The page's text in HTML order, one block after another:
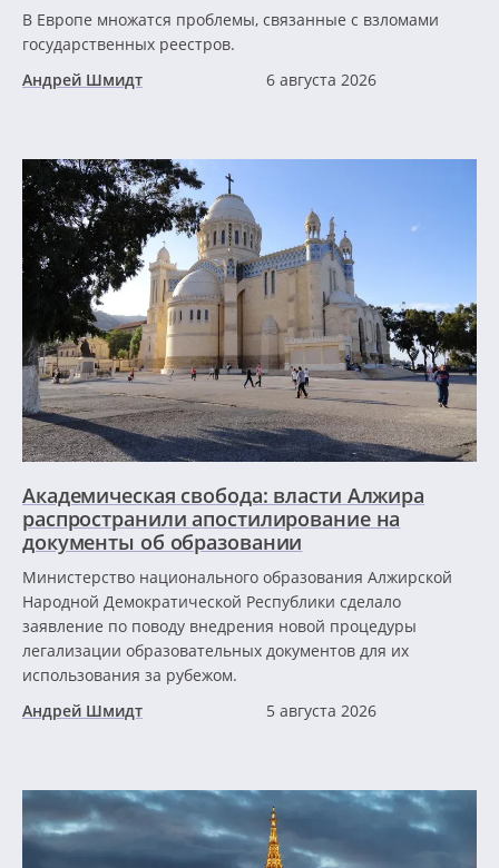
В Европе множатся проблемы, связанные с взломами
государственных реестров.
Андрей Шмидт
6 августа 2026
Академическая свобода: власти Алжира
распространили апостилирование на
документы об образовании
Министерство национального образования Алжирской
Народной Демократической Республики сделало
заявление по поводу внедрения новой процедуры
легализации образовательных документов для их
использования за рубежом.
Андрей Шмидт
5 августа 2026